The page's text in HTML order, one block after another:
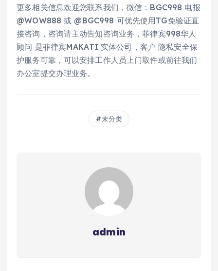
更多相关信息欢迎您联系我们，微信：BGC998 电报
@WOW888 或 @BGC998 可优先使用TG免验证直
接咨询，咨询请主动告知咨询业务，菲律宾998华人
顾问 是菲律宾MAKATI 实体公司，客户 隐私安全保
护服务可靠，可以安排工作人员上门取件或前往我们
办公室提交办理业务。
未分类
admin